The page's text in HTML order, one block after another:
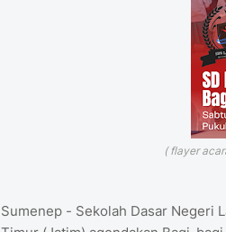
( flayer
Sumenep - Sekolah Dasar Negeri